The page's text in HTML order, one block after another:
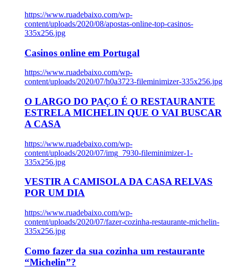
https://www.ruadebaixo.com/wp-
content/uploads/2020/08/apostas-online-top-casinos-
335x256.jpg
Casinos online em Portugal
https://www.ruadebaixo.com/wp-
content/uploads/2020/07/h0a3723-fileminimizer-335x256.jpg
O LARGO DO PAÇO É O RESTAURANTE
ESTRELA MICHELIN QUE O VAI BUSCAR
A CASA
https://www.ruadebaixo.com/wp-
content/uploads/2020/07/img_7930-fileminimizer-1-
335x256.jpg
VESTIR A CAMISOLA DA CASA RELVAS
POR UM DIA
https://www.ruadebaixo.com/wp-
content/uploads/2020/07/fazer-cozinha-restaurante-michelin-
335x256.jpg
Como fazer da sua cozinha um restaurante
“Michelin”?